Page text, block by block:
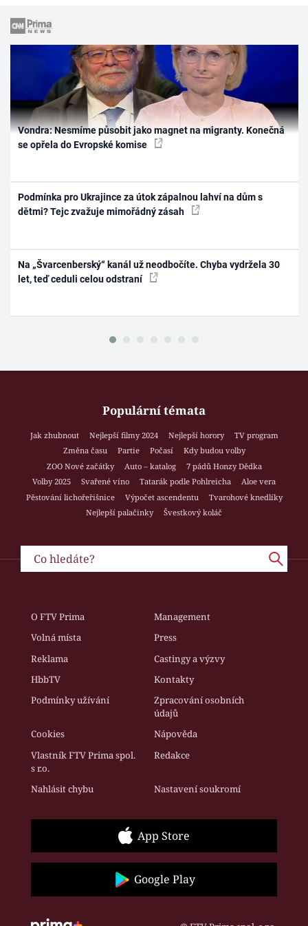
Vondra: Nesmíme působit jako magnet na migranty. Konečná
se opřela do Evropské komise
Podmínka pro Ukrajince za útok zápalnou lahví na dům s
dětmi? Tejc zvažuje mimořádný zásah
Na „Švarcenberský“ kanál už neodbočíte. Chyba vydržela 30
let, teď ceduli celou odstraní
Populární témata
Jak zhubnout Nejlepší filmy 2024 Nejlepší horory
TV program
Změna času
Partie Počasí
Kdy budou volby
ZOO Nové začátky
Auto – katalog
7 pádů Honzy Dědka
Volby 2025
Svařené víno Tatarák podle Pohlreicha
Aloe vera
Pěstování lichořeřišnice
Výpočet ascendentu
Tvarohové knedlíky
Nejlepší palačinky
Švestkový koláč
O FTV Prima
Management
Volná místa
Press
Reklama
Castingy a výzvy
HbbTV
Kontakty
Podmínky užívání
Zpracování osobních
údajů
Cookies
Nápověda
Vlastník FTV Prima spol.
s r.o.
Redakce
Nahlásit chybu Nastavení soukromí
App Store
Google Play